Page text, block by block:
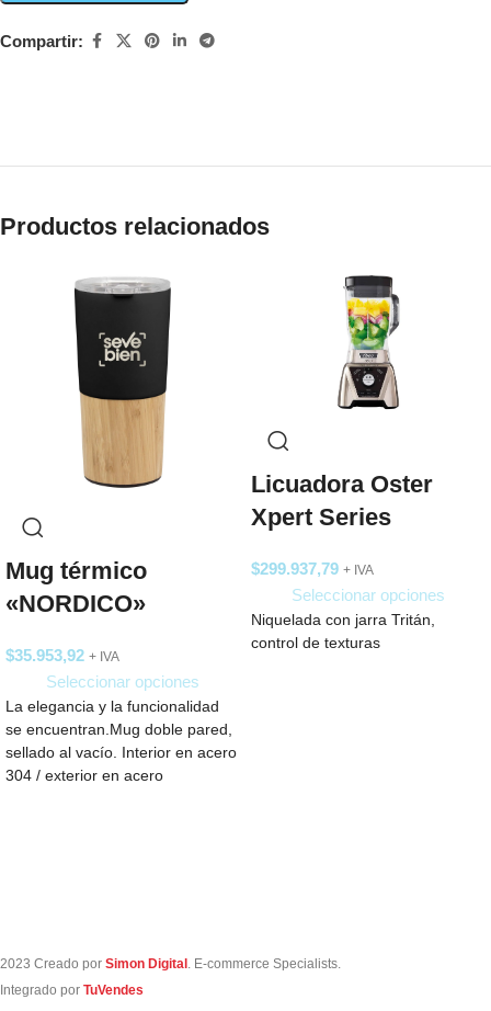
Compartir:
Productos relacionados
Mug térmico
«NORDICO»
$35.953,92 + IVA
Seleccionar opciones
La elegancia y la funcionalidad
se encuentran.Mug doble pared,
sellado al vacío. Interior en acero
304 / exterior en acero
Licuadora Oster
Xpert Series
$299.937,79 + IVA
Seleccionar opciones
Niquelada con jarra Tritán,
control de texturas
2023 Creado por Simon Digital . E-commerce Specialists.
Integrado por TuVendes